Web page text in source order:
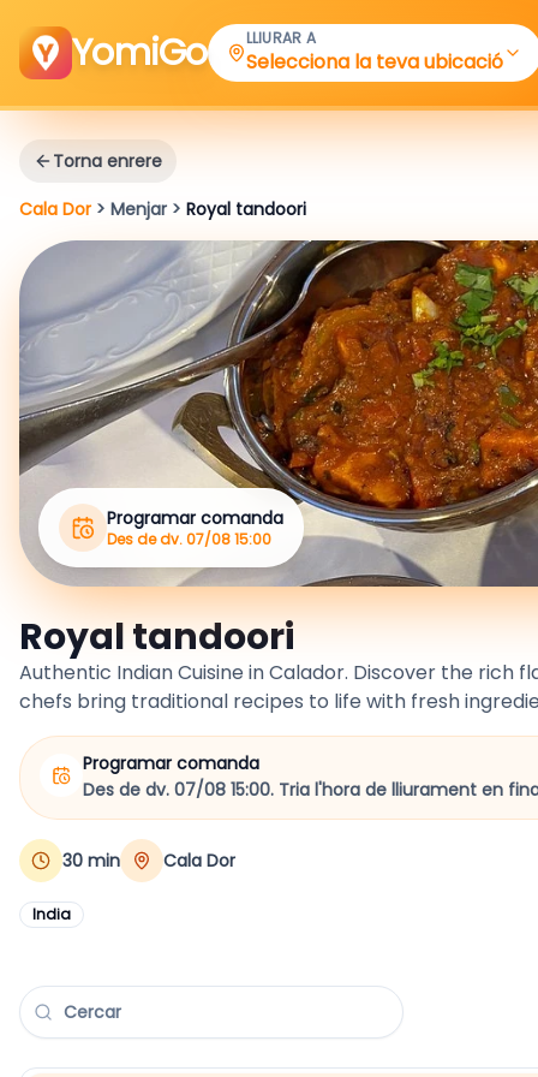
YomiGo LLIURAR A
Selecciona la teva ubicació
Torna enrere
Cala Dor> Menjar > Royal tandoori
Programar comanda
Des de dv. 07/08 15:00
Royal tandoori
Authentic Indian Cuisine in Calador. Discover the rich
chefs bring traditional recipes to life with fresh
Programar comanda
Des de dv. 07/08 15:00. Tria l'hora de lliurament en
30 min Cala Dor
India